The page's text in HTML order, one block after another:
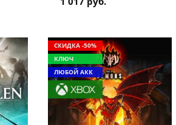
СКИДКА -50%
КЛЮЧ
ЛЮБОЙ АКК